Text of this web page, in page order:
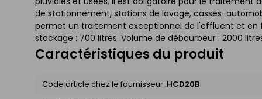
de stationnement, stations de lavage, casses-
permet un traitement exceptionnel de l'effluent et en
stockage : 700 litres. Volume de débourbeur : 2000
Caractéristiques du produit
Code article chez le fournisseur :HCD20B